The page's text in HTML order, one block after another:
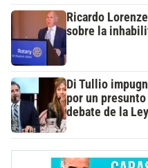
Ricardo
sobre la
Di Tullio
por un
debate de la